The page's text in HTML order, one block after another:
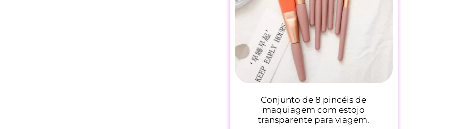
Conjunto de 8 pincéis de
maquiagem com estojo
transparente para viagem.